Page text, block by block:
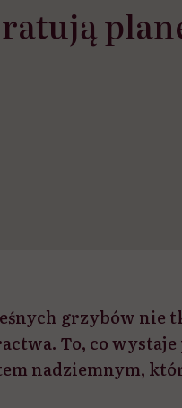
grzybów nie
To, co
nadziemnym,